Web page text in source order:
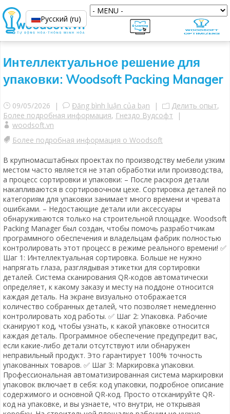
Интеллектуальное решение для
упаковки: Woodsoft Packing Manager
09/05/2026 | Đăng bình luận của bạn | Делить опыт,
Более подробная информация, Гнездо Вудсофт |
woodsoft.vn
Более подробная информация о Woodsoft
В крупномасштабных проектах по производству мебели узким
местом часто является не этап обработки или производства,
а процесс сортировки и упаковки: – После раскроя детали
накапливаются в сортировочном цехе. Сортировка деталей по
категориям для упаковки занимает много времени и чревата
ошибками. – Недостающие детали или аксессуары
обнаруживаются только на строительной площадке. Woodsoft
Packing Manager был создан, чтобы помочь разработчикам
программного обеспечения и владельцам фабрик полностью
контролировать этот процесс в режиме реального времени! ✅
Шаг 1: Интеллектуальная сортировка. Больше не нужно
напрягать глаза, разглядывая этикетки для сортировки
деталей. Система сканирования QR-кодов автоматически
определяет, к какому заказу и месту на поддоне относится
каждая деталь. На экране визуально отображается
количество собранных деталей, что позволяет немедленно
контролировать ход работы. ✅ Шаг 2: Упаковка. Рабочие
сканируют код, чтобы узнать, к какой упаковке относится
каждая деталь. Программное обеспечение предупредит вас,
если какие-либо детали отсутствуют или обнаружен
неправильный продукт. Это гарантирует 100% точность
упакованных товаров. ✅ Шаг 3: Маркировка упаковки.
Профессиональная автоматизированная система маркировки
упаковок включает в себя: код упаковки, подробное описание
содержимого и основной QR-код. Просто отсканируйте QR-
код на упаковке, и вы узнаете, что внутри, не открывая
Русский (ru)